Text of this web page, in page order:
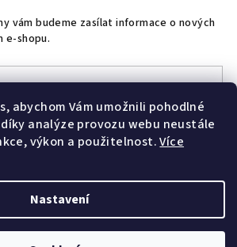
abychom Vám umožnili pohodlné
analýze provozu webu neustále
výkon a použitelnost.Více
Nastavení
vám budeme zasílat informace o nových
e-shopu.
spodmínkami ochrany osobních